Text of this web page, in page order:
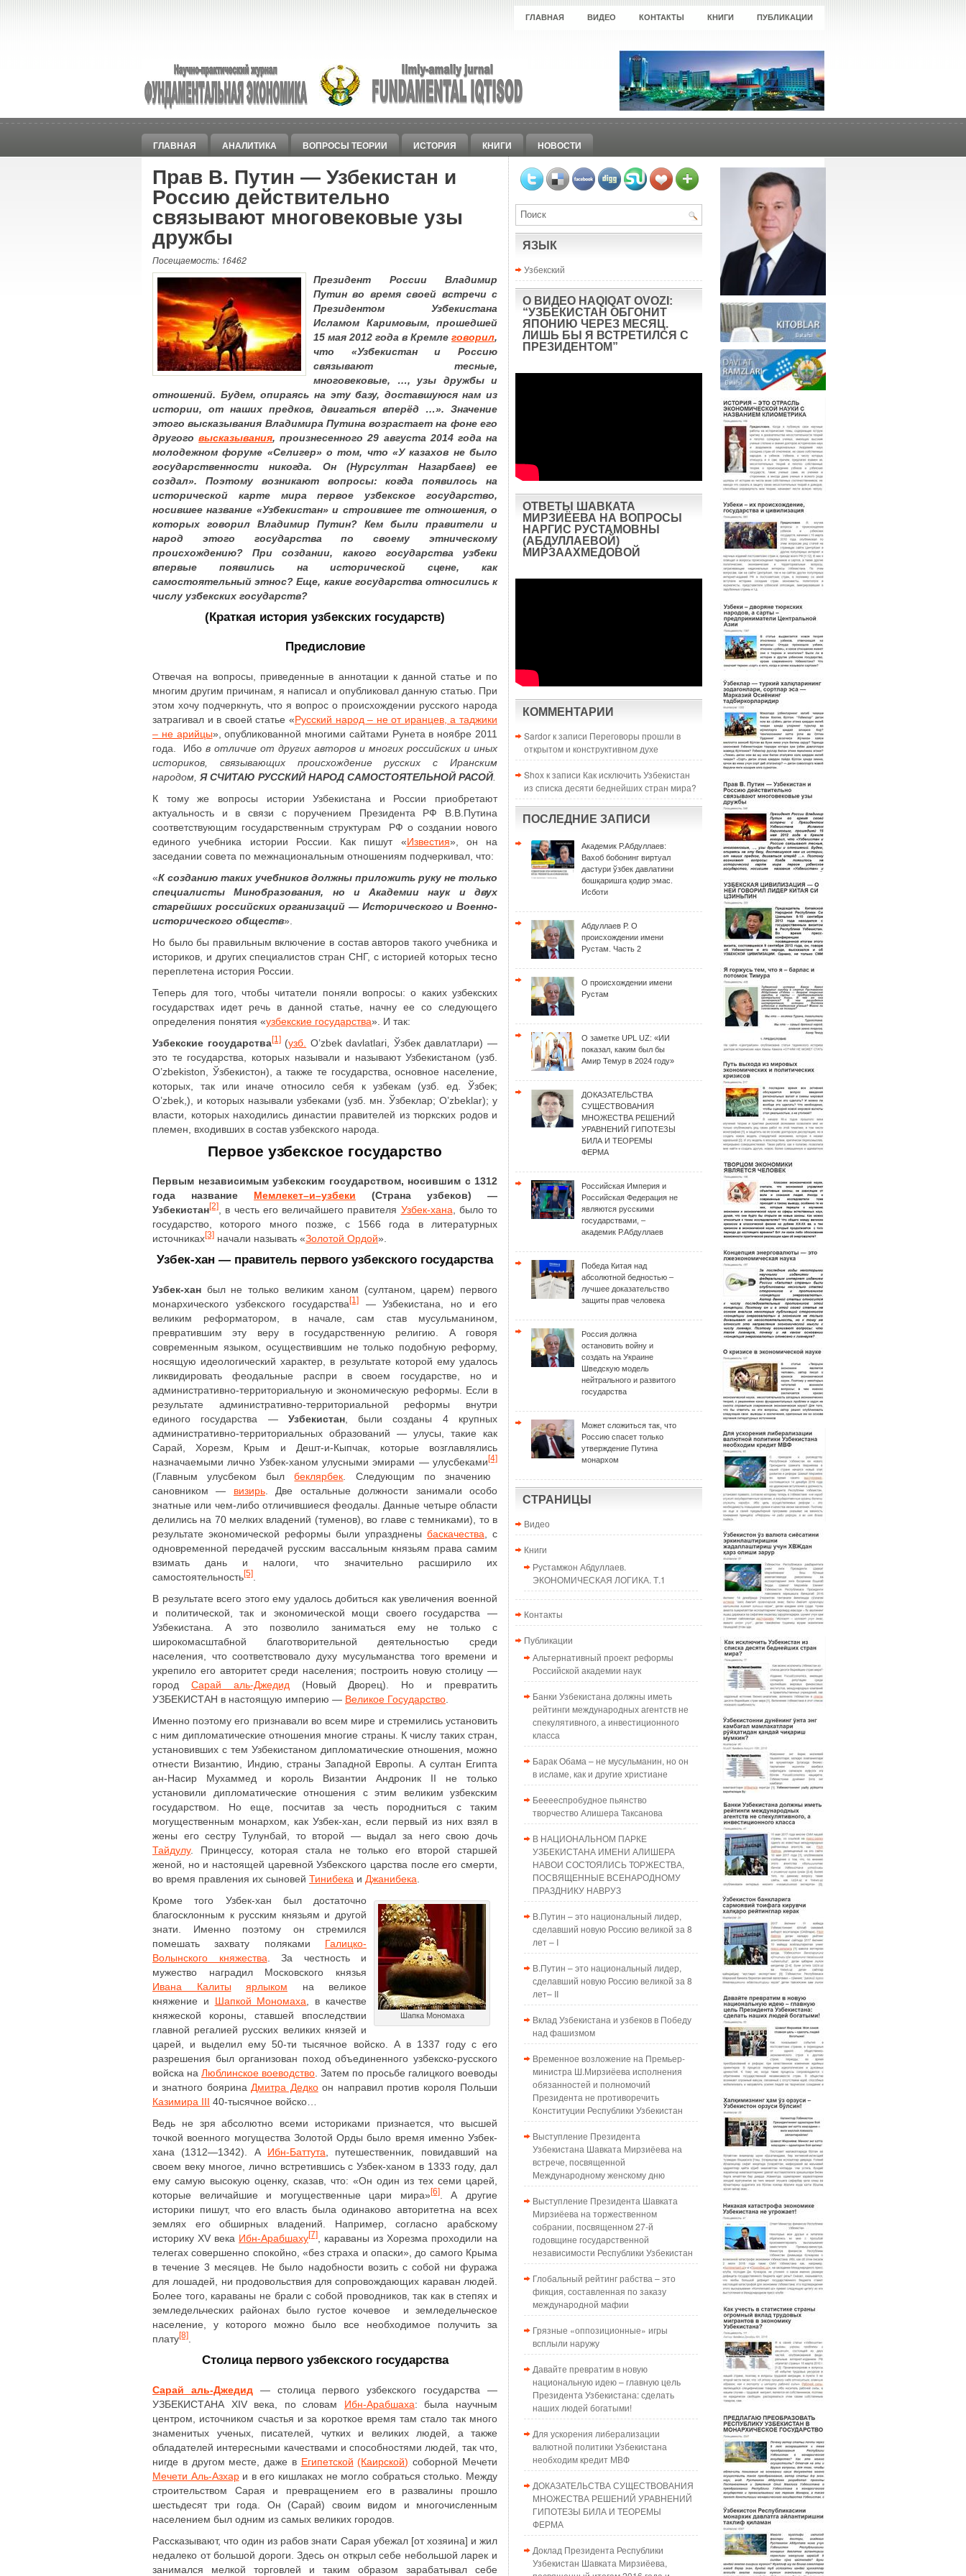
ГЛАВНАЯ ВИДЕО КОНТАКТЫ КНИГИ ПУБЛИКАЦИИ
ГЛАВНАЯ АНАЛИТИКА ВОПРОСЫ ТЕОРИИ ИСТОРИЯ КНИГИ НОВОСТИ
Прав В. Путин ― Узбекистан и
Россию действительно
связывают многовековые узы
дружбы
Посещаемость: 16462
Президент России Владимир
Путин во время своей встречи с
Президентом Узбекистана
Исламом Каримовым, прошедшей
15 мая 2012 года в Кремле говорил,
что «Узбекистан и Россию
связывают тесные,
многовековые, …, узы дружбы и
отношений. Будем, опираясь на эту базу, доставшуюся нам из
истории, от наших предков, двигаться вперёд …». Значение
этого высказывания Владимира Путина возрастает на фоне его
другоговысказывания, произнесенного 29 августа 2014 года на
молодежном форуме «Селигер» о том, что «У казахов не было
государственности никогда. Он (Нурсултан Назарбаев) ее
создал». Поэтому возникают вопросы: когда появилось на
исторической карте мира первое узбекское государство,
носившее название «Узбекистан» и строившее те отношения, о
которых говорил Владимир Путин? Кем были правители и
народ этого государства по своему этническому
происхождению? При создании, какого государства узбеки
впервые появились на исторической сцене, как
самостоятельный этнос? Еще, какие государства относились к
числу узбекских государств?
(Краткая история узбекских государств)
Предисловие
Отвечая на вопросы, приведенные в аннотации к данной статье и по
многим другим причинам, я написал и опубликовал данную статью. При
этом хочу подчеркнуть, что я вопрос о происхождении русского народа
затрагивал и в своей статье «Русский народ – не от иранцев, а таджики
– не арийцы», опубликованной многими сайтами Рунета в ноябре 2011
года. Ибо в отличие от других авторов и многих российских и иных
историков, связывающих происхождение русских с Иранским
народом, Я СЧИТАЮ РУССКИЙ НАРОД САМОСТОЯТЕЛЬНОЙ РАСОЙ.
К тому же вопросы истории Узбекистана и России приобретают
актуальность и в связи с поручением Президента РФ В.В.Путина
соответствующим государственным структурам РФ о создании нового
единого учебника истории России. Как пишут «Известия», он на
заседании совета по межнациональным отношениям подчеркивал, что:
«К созданию таких учебников должны приложить руку не только
специалисты Минобразования, но и Академии наук и двух
старейших российских организаций — Исторического и Военно-
исторического обществ».
Но было бы правильным включение в состав авторов такого учебника и
историков, и других специалистов стран СНГ, с историей которых тесно
переплетена история России.
Теперь для того, чтобы читатели поняли вопросы: о каких узбекских
государствах идет речь в данной статье, начну ее со следующего
определения понятия «узбекские государства». И так:
Узбекские государства[1](узб.
O’zbek davlatlari, Ўзбек давлатлари) ―
это те государства, которых называли и называют Узбекистаном (узб.
O’zbekiston, Ўзбекистон), а также те государства, основное население,
которых, так или иначе относило себя к узбекам (узб. ед. Ўзбек;
O’zbek,), и которых называли узбеками (узб. мн. Ўзбеклар; O’zbeklar); у
власти, которых находились династии правителей из тюркских родов и
племен, входивших в состав узбекского народа.
Первое узбекское государство
Первым независимым узбекским государством, носившим с 1312
года название Мемлекет–и–узбеки (Страна узбеков) ―
Узбекистан[2] , в честь его величайшего правителя Узбек-хана , было то
государство, которого много позже, с 1566 года в литературных
источниках[3] начали называть «Золотой Ордой».
Узбек-хан ― правитель первого узбекского государства
Узбек-хан был не только великим ханом (султаном, царем) первого
монархического узбекского государства [1]― Узбекистана, но и его
великим реформатором, в начале, сам став мусульманином,
превратившим эту веру в государственную религию. А говоря
современным языком, осуществившим не только подобную реформу,
носящую идеологический характер, в результате которой ему удалось
ликвидировать феодальные распри в своем государстве, но и
административно-территориальную и экономическую реформы. Если в
результате административно-территориальной реформы внутри
единого государства ― Узбекистан, были созданы 4 крупных
административно-территориальных образований — улусы, такие как
Сарай, Хорезм, Крым и Дешт-и-Кыпчак, которые возглавлялись
назначаемыми лично Узбек-ханом улусными эмирами — улусбеками [4]
(Главным улусбеком былбеклярбек . Следующим по значению
сановником — визирь. Две остальные должности занимали особо
знатные или чем-либо отличившиеся феодалы. Данные четыре области
делились на 70 мелких владений (туменов), во главе с темниками), то в
результате экономической реформы были упразднены баскачества , с
одновременной передачей русским вассальным князьям права самим
взимать дань и налоги, что значительно расширило их
самостоятельность[5]
В результате всего этого ему удалось добиться как увеличения военной
и политической, так и экономической мощи своего государства ―
Узбекистана. А это позволило заниматься ему не только с
широкомасштабной благотворительной деятельностью среди
населения, что соответствовало духу мусульманства того времени и
укрепило его авторитет среди населения; построить новую столицу —
город Сарай аль-Джедид (Новый Дворец). Но и превратить
УЗБЕКИСТАН в настоящую империю — Великое Государство
Именно поэтому его признавали во всем мире и стремились установить
с ним дипломатические отношения многие страны. К числу таких стран,
установивших с тем Узбекистаном дипломатические отношения, можно
отнести Византию, Индию, страны Западной Европы. А султан Египта
ан-Насир Мухаммед и король Византии Андроник II не только
установили дипломатические отношения с этим великим узбекским
государством. Но еще, посчитав за честь породниться с таким
могущественным монархом, как Узбек-хан, если первый из них взял в
жены его сестру Тулунбай, то второй — выдал за него свою дочь
Тайдулу. Принцессу, которая стала не только его второй старшей
женой, но и настоящей царевной Узбекского царства после его смерти,
во время правления их сыновей Тинибека и Джанибека
Шапка Мономаха
Кроме того Узбек-хан был достаточно
благосклонным к русским князьям и другой
знати. Именно поэтому он стремился
помешать захвату поляками Галицко-
Волынского княжества . За честность и
мужество наградил Московского князья
Ивана Калиты
ярлыком на великое
княжение и Шапкой Мономаха , в качестве
княжеской короны, ставшей впоследствии
главной регалией русских великих князей и
царей, и выделил ему 50-ти тысячное войско. А в 1337 году с его
разрешения был организован поход объединенного узбекско-русского
войска на Люблинское воеводство . Затем по просьбе галицкого воеводы
и знатного боярина Дмитра Дедкоон направил против короля Польши
Казимира III 40-тысячное войско…
Ведь не зря абсолютно всеми историками признается, что высшей
точкой военного могущества Золотой Орды было время именно Узбек-
хана (1312—1342). А Ибн-Баттута , путешественник, повидавший на
своем веку многое, лично встретившись с Узбек-ханом в 1333 году, дал
ему самую высокую оценку, сказав, что: «Он один из тех семи царей,
которые величайшие и могущественные цари мира»[6]. А другие
историки пишут, что его власть была одинаково авторитетна на всех
землях его обширных владений. Например, согласно арабскому
историку XV века Ибн-Арабшаху[7]
, караваны из Хорезма проходили на
телегах совершенно спокойно, «без страха и опаски», до самого Крыма
в течение 3 месяцев. Не было надобности возить с собой ни фуража
для лошадей, ни продовольствия для сопровождающих караван людей.
Более того, караваны не брали с собой проводников, так как в степях и
земледельческих районах было густое кочевое и земледельческое
население, у которого можно было все необходимое получить за
плату[8]
Столица первого узбекского государства
Сарай аль-Джедид― столица первого узбекского государства ―
УЗБЕКИСТАНА XIV века, по словам Ибн-Арабшаха: была научным
центром, источником счастья и за короткое время там стало так много
знаменитых ученых, писателей, чутких и великих людей, а также
обладателей интересными качествами и способностями людей, так что,
нигде в другом месте, даже в Египетской (Каирской) соборной Мечети
Мечети Аль-Азхари в его кишлаках не могло собраться столько. Между
строительством Сарая и превращением его в развалины прошло
шестьдесят три года. Он (Сарай) своим видом и многочисленным
населением был одним из самых великих городов.
Рассказывают, что один из рабов знати Сарая убежал [от хозяина] и жил
недалеко от большой дороги. Здесь он открыл себе небольшой ларек и
занимался мелкой торговлей и таким образом зарабатывал себе
ЯЗЫК
Узбекский
О ВИДЕО HAQIQAT OVOZI:
“УЗБЕКИСТАН ОБГОНИТ
ЯПОНИЮ ЧЕРЕЗ МЕСЯЦ.
ЛИШЬ БЫ Я ВСТРЕТИЛСЯ С
ПРЕЗИДЕНТОМ”
ОТВЕТЫ ШАВКАТА
МИРЗИЁЕВА НА ВОПРОСЫ
НАРГИС РУСТАМОВНЫ
(АБДУЛЛАЕВОЙ)
МИРЗААХМЕДОВОЙ
КОММЕНТАРИИ
Sardor к записи Переговоры прошли в
открытом и конструктивном духе
Shox к записи Как исключить Узбекистан
из списка десяти беднейших стран мира?
ПОСЛЕДНИЕ ЗАПИСИ
Академик Р.Абдуллаев:
Вахоб бобонинг виртуал
дастури ўзбек давлатини
бошқаришга қодир эмас.
Исботи
Абдуллаев Р. О
происхождении имени
Рустам. Часть 2
О происхождении имени
Рустам
О заметке UPL UZ: «ИИ
показал, каким был бы
Амир Темур в 2024 году»
ДОКАЗАТЕЛЬСТВА
СУЩЕСТВОВАНИЯ
МНОЖЕСТВА РЕШЕНИЙ
УРАВНЕНИЙ ГИПОТЕЗЫ
БИЛА И ТЕОРЕМЫ
ФЕРМА
Российская Империя и
Российская Федерация не
являются русскими
государствами, –
академик Р.Абдуллаев
Победа Китая над
абсолютной бедностью –
лучшее доказательство
защиты прав человека
Россия должна
остановить войну и
создать на Украине
Шведскую модель
нейтрального и развитого
государства
Может сложиться так, что
Россию спасет только
утверждение Путина
монархом
СТРАНИЦЫ
Видео
Книги
Рустамжон Абдуллаев.
ЭКОНОМИЧЕСКАЯ ЛОГИКА. Т.1
Контакты
Публикации
Альтернативный проект реформы
Российской академии наук
Банки Узбекистана должны иметь
рейтинги международных агентств не
спекулятивного, а инвестиционного
класса
Барак Обама – не мусульманин, но он
в исламе, как и другие христиане
Бееееспробудное пьянство
творчество Алишера Таксанова
В НАЦИОНАЛЬНОМ ПАРКЕ
УЗБЕКИСТАНА ИМЕНИ АЛИШЕРА
НАВОИ СОСТОЯЛИСЬ ТОРЖЕСТВА,
ПОСВЯЩЕННЫЕ ВСЕНАРОДНОМУ
ПРАЗДНИКУ НАВРУЗ
В.Путин – это национальный лидер,
сделавший новую Россию великой за 8
лет – I
В.Путин – это национальный лидер,
сделавший новую Россию великой за 8
лет– II
Вклад Узбекистана и узбеков в Победу
над фашизмом
Временное возложение на Премьер-
министра Ш.Мирзиёева исполнения
обязанностей и полномочий
Президента не противоречить
Конституции Республики Узбекистан
Выступление Президента
Узбекистана Шавката Мирзиёева на
встрече, посвященной
Международному женскому дню
Выступление Президента Шавката
Мирзиёева на торжественном
собрании, посвященном 27-й
годовщине государственной
независимости Республики Узбекистан
Глобальный рейтинг рабства – это
фикция, составленная по заказу
международной мафии
Грязные «оппозиционные» игры
всплыли наружу
Давайте превратим в новую
национальную идею – главную цель
Президента Узбекистана: сделать
наших людей богатыми!
Для ускорения либерализации
валютной политики Узбекистана
необходим кредит МВФ
ДОКАЗАТЕЛЬСТВА СУЩЕСТВОВАНИЯ
МНОЖЕСТВА РЕШЕНИЙ УРАВНЕНИЙ
ГИПОТЕЗЫ БИЛА И ТЕОРЕМЫ
ФЕРМА
Доклад Президента Республики
Узбекистан Шавката Мирзиёева,